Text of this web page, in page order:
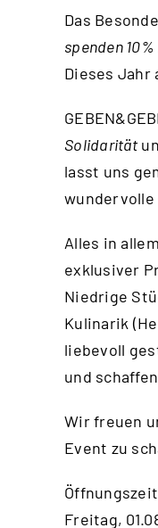
Das
spenden
Dieses Jahr
Solidarität
lasst uns
Alles in
exklusiver
Niedrige
Kulinarik
liebevoll
und
Wir freuen
Event zu
Freitag,